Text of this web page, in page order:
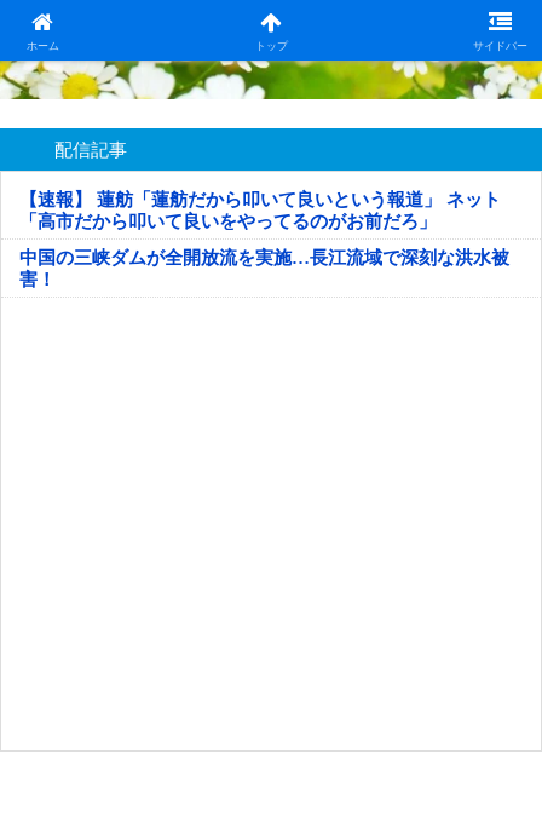
ホーム トップ サイドバー
日本第一！ニュース録
配信記事
【速報】 蓮舫「蓮舫だから叩いて良いという報道」 ネット
「高市だから叩いて良いをやってるのがお前だろ」
中国の三峡ダムが全開放流を実施…長江流域で深刻な洪水被
害！